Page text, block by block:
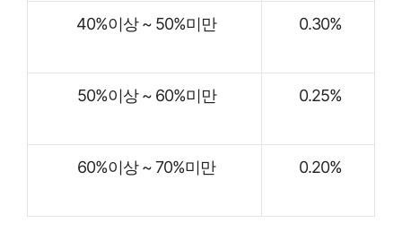
40%이상 ~ 50%미만 0.30%
50%이상 ~ 60%미만 0.25%
60%이상 ~ 70%미만 0.20%